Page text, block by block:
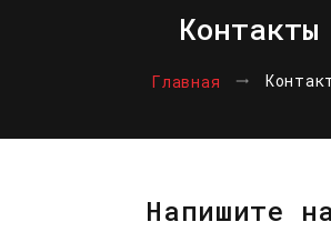
Контакты
Главная
Напишите